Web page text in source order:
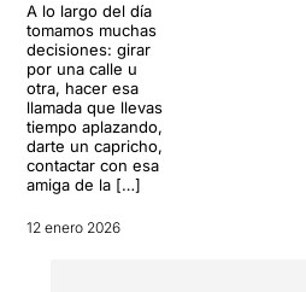
A lo largo del día
tomamos muchas
decisiones: girar
por una calle u
otra, hacer esa
llamada que llevas
tiempo aplazando,
darte un capricho,
contactar con esa
amiga de la […]
12 enero 2026